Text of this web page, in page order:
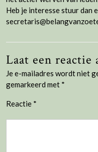
Heb je interesse stuur dan
Laat een reactie
Je e-mailadres wordt niet
gemarkeerd met *
Reactie *